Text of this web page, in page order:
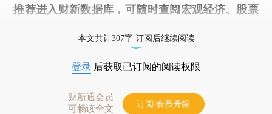
推荐进入 财新数据库 ，可随时查阅宏观经济、股票
本文共计307字 订阅后继续阅读
登录 后获取已订阅的阅读权限
财新通会员
可畅读全文
订阅/会员升级